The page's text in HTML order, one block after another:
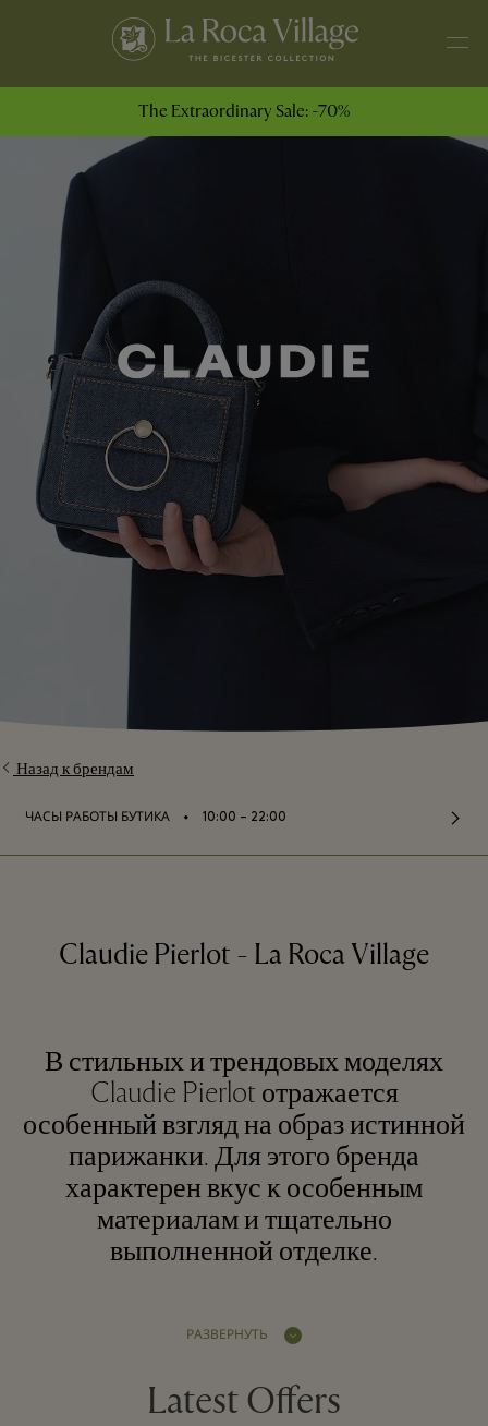
The Extraordinary Sale: -70%
Назад к брендам
ЧАСЫ РАБОТЫ БУТИКА ⬩ 10:00 – 22:00
Claudie Pierlot - La Roca Village
В стильных и трендовых моделях
Claudie Pierlot отражается
особенный взгляд на образ истинной
парижанки. Для этого бренда
характерен вкус к особенным
материалам и тщательно
выполненной отделке.
РАЗВЕРНУТЬ
Latest Offers